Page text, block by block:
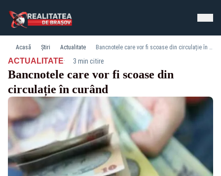
Acasă Știri Actualitate Bancnotele care vor fi scoase din circulație în curând
ACTUALITATE· 3 min citire
Bancnotele care vor fi scoase din
circulație în curând